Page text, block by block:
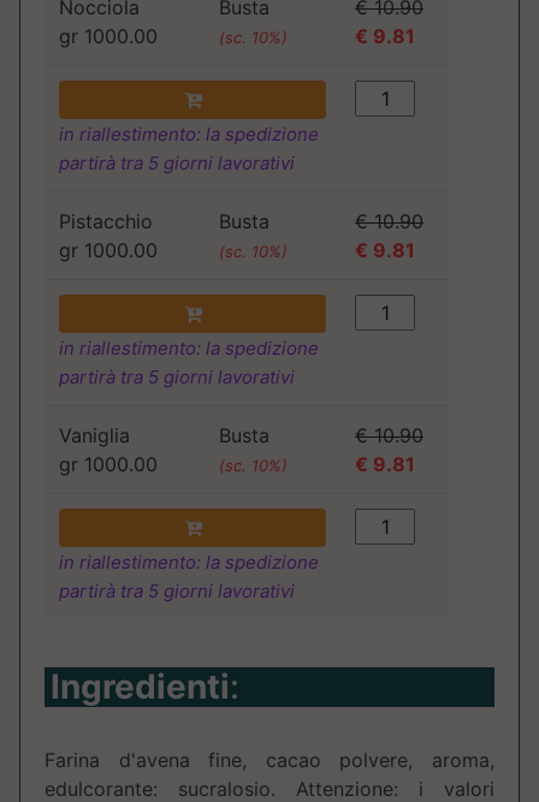
Nocciola
gr 1000.00
Busta
(sc. 10%)
€ 10.90
€ 9.81
in riallestimento: la spedizione
partirà tra 5 giorni lavorativi
Pistacchio
gr 1000.00
Busta
(sc. 10%)
€ 10.90
€ 9.81
in riallestimento: la spedizione
partirà tra 5 giorni lavorativi
Vaniglia
gr 1000.00
Busta
(sc. 10%)
€ 10.90
€ 9.81
in riallestimento: la spedizione
partirà tra 5 giorni lavorativi
Ingredienti:
Farina d'avena fine, cacao polvere, aroma,
edulcorante: sucralosio. Attenzione: i valori